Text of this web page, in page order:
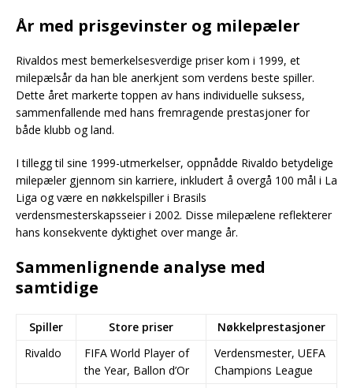
År med prisgevinster og milepæler
Rivaldos mest bemerkelsesverdige priser kom i 1999, et
milepælsår da han ble anerkjent som verdens beste spiller.
Dette året markerte toppen av hans individuelle suksess,
sammenfallende med hans fremragende prestasjoner for
både klubb og land.
I tillegg til sine 1999-utmerkelser, oppnådde Rivaldo betydelige
milepæler gjennom sin karriere, inkludert å overgå 100 mål i La
Liga og være en nøkkelspiller i Brasils
verdensmesterskapsseier i 2002. Disse milepælene reflekterer
hans konsekvente dyktighet over mange år.
Sammenlignende analyse med
samtidige
Spiller Store priser
Nøkkelprestasjoner
Rivaldo
FIFA World Player of
the Year, Ballon d’Or
Verdensmester, UEFA
Champions League